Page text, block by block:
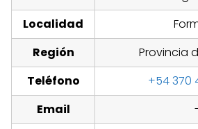
Localidad
Región
Provincia
Teléfono
+54 370
Email